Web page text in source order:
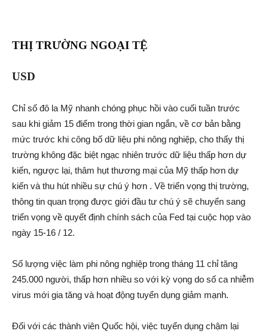
THỊ TRƯỜNG NGOẠI TỆ
USD
Chỉ số đô la Mỹ nhanh chóng phục hồi vào cuối tuần trước
sau khi giảm 15 điểm trong thời gian ngắn, về cơ bản bằng
mức trước khi công bố dữ liệu phi nông nghiệp, cho thấy thị
trường không đặc biệt ngạc nhiên trước dữ liệu thấp hơn dự
kiến, ngược lại, thâm hụt thương mại của Mỹ thấp hơn dự
kiến và thu hút nhiều sự chú ý hơn . Về triển vọng thị trường,
thông tin quan trọng được giới đầu tư chú ý sẽ chuyển sang
triển vọng về quyết định chính sách của Fed tại cuộc họp vào
ngày 15-16 / 12.
Số lượng việc làm phi nông nghiệp trong tháng 11 chỉ tăng
245.000 người, thấp hơn nhiều so với kỳ vọng do số ca nhiễm
virus mới gia tăng và hoạt động tuyển dụng giảm mạnh.
Đối với các thành viên Quốc hội, việc tuyển dụng chậm lại